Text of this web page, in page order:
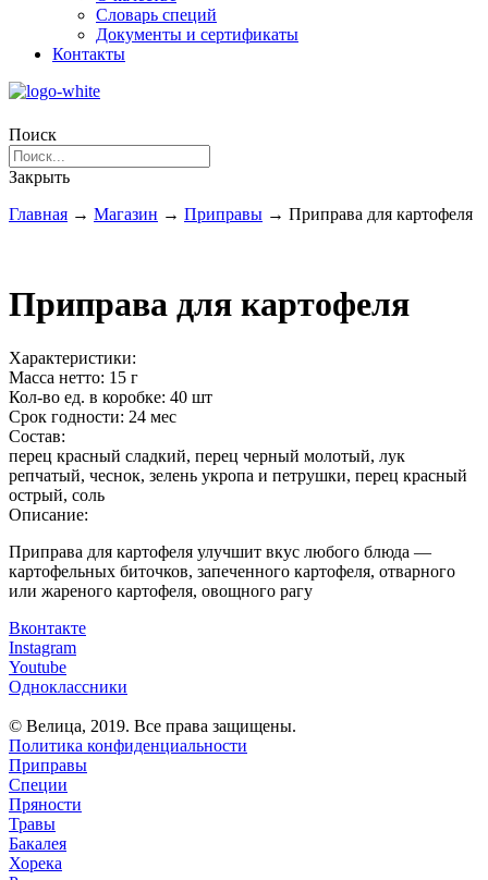
Словарь специй
Документы и сертификаты
Контакты
Поиск
Закрыть
Главная → Магазин → Приправы → Приправа для картофеля
Приправа для картофеля
Характеристики:
Масса нетто: 15 г
Кол-во ед. в коробке: 40 шт
Срок годности: 24 мес
Состав:
перец красный сладкий, перец черный молотый, лук
репчатый, чеснок, зелень укропа и петрушки, перец красный
острый, соль
Описание:
Приправа для картофеля улучшит вкус любого блюда —
картофельных биточков, запеченного картофеля, отварного
или жареного картофеля, овощного рагу
Вконтакте
Instagram
Youtube
Одноклассники
© Велица, 2019. Все права защищены.
Политика конфиденциальности
Приправы
Специи
Пряности
Травы
Бакалея
Хорека